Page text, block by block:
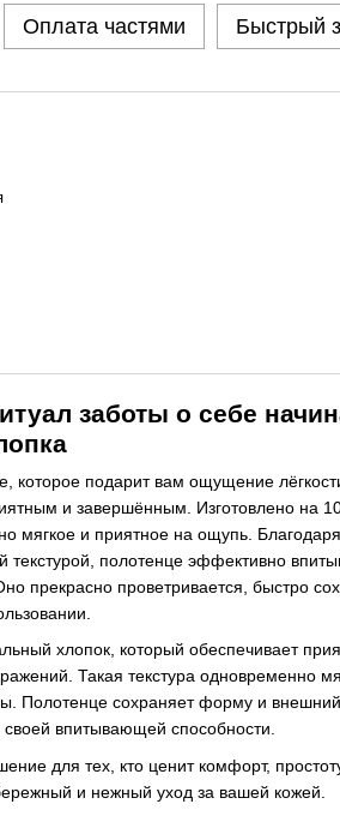
Оплата частями Быстрый
заботы о себе
которое подарит вам ощущение
и завершённым. Изготовлено на
мягкое и приятное на ощупь.
текстурой, полотенце эффективно
прекрасно проветривается, быстро
хлопок, который обеспечивает
Такая текстура одновременно
Полотенце сохраняет форму и
своей впитывающей способности.
для тех, кто ценит комфорт,
и нежный уход за вашей кожей.